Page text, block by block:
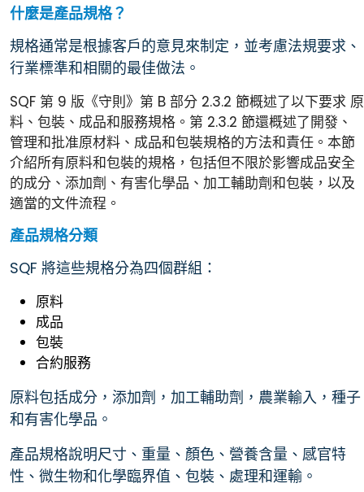
什麼是產品規格？
規格通常是根據客戶的意見來制定，並考慮法規要求、
行業標準和相關的最佳做法。
SQF 第 9 版《守則》第 B 部分 2.3.2 節概述了以下要求 原
料、包裝、成品和服務規格。第 2.3.2 節還概述了開發、
管理和批准原材料、成品和包裝規格的方法和責任。本節
介紹所有原料和包裝的規格，包括但不限於影響成品安全
的成分、添加劑、有害化學品、加工輔助劑和包裝，以及
適當的文件流程。
產品規格分類
SQF 將這些規格分為四個群組：
原料
成品
包裝
合約服務
原料包括成分，添加劑，加工輔助劑，農業輸入，種子
和有害化學品。
產品規格說明尺寸、重量、顏色、營養含量、感官特
性、微生物和化學臨界值、包裝、處理和運輸。